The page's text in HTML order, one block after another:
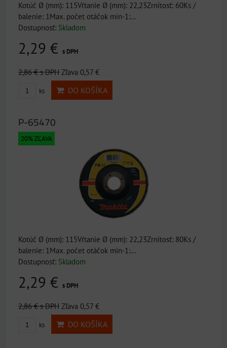
Kotúč Ø (mm): 115Vŕtanie Ø (mm): 22,23Zrnitosť: 60Ks /
balenie: 1Max. počet otáčok min-1:...
Dostupnosť: Skladom
2,29 € s DPH
2,86 €s DPH Zľava 0,57 €
ks DO KOŠÍKA
P-65470
20% ZĽAVA
Kotúč Ø (mm): 115Vŕtanie Ø (mm): 22,23Zrnitosť: 80Ks /
balenie: 1Max. počet otáčok min-1:...
Dostupnosť: Skladom
2,29 € s DPH
2,86 €s DPH Zľava 0,57 €
ks DO KOŠÍKA